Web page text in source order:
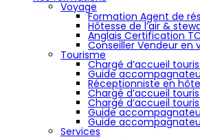
Voyage
Formation Agent de
Hôtesse de l’air &
Anglais Certification
Conseiller Vendeur en
Tourisme
Chargé d’accueil
Guide
Réceptionniste en
Chargé d’accueil
Chargé d’accueil
Guide
Guide
Services